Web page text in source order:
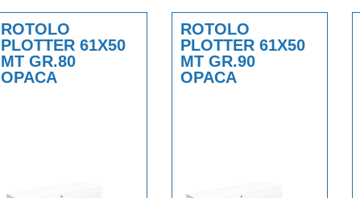
ROTOLO
PLOTTER 61X50
MT GR.80
OPACA
ROTOLO
PLOTTER 61X50
MT GR.90
OPACA